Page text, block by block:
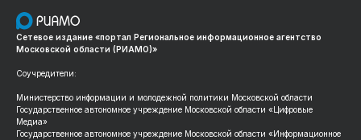
Сетевое издание «портал Региональное информационное агентство
Московской области (РИАМО)»
Соучредители:
Министерство информации и молодежной политики Московской области
Государственное автономное учреждение Московской области «Цифровые
Медиа»
Государственное автономное учреждение Московской области «Информационное